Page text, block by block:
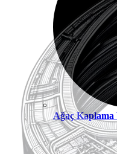
Ağaç Kaplama